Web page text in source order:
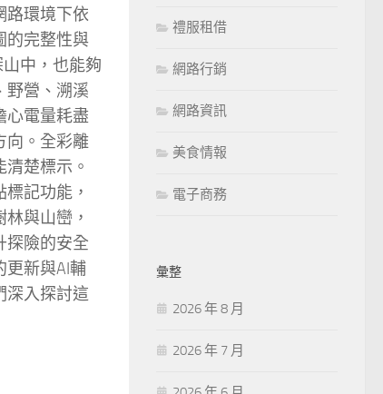
路環境下依
的完整性與
中，也能夠
野營、溯溪
心電量耗盡
向。全彩離
楚標示。
記功能，
與山巒，
探險的安全
更新與AI輔
深入探討這
禮服租借
網路行銷
網路資訊
美食情報
電子商務
彙整
2026 年 8 月
2026 年 7 月